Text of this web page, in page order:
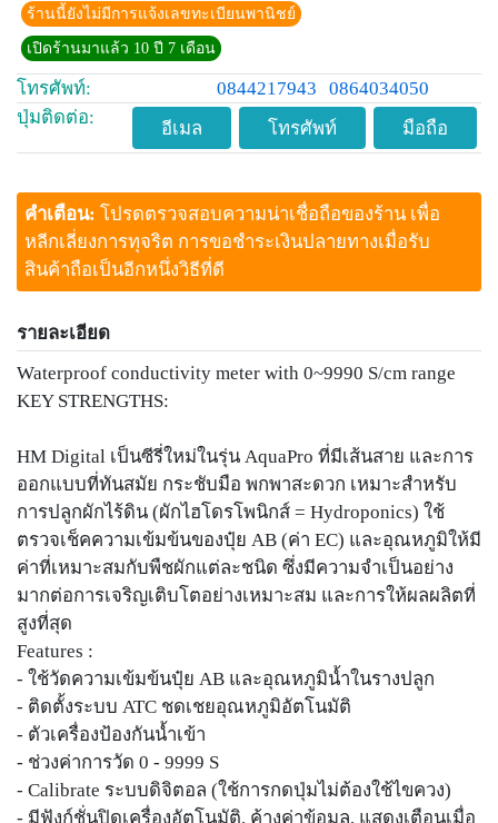
ร้านนี้ยังไม่มีการแจ้งเลขทะเบียนพานิชย์
เปิดร้านมาแล้ว 10 ปี 7 เดือน
โทรศัพท์: 0844217943
0864034050
ปุ่มติดต่อ:
อีเมล โทรศัพท์ มือถือ
คำเตือน: โปรดตรวจสอบความน่าเชื่อถือของร้าน เพื่อ
หลีกเลี่ยงการทุจริต การขอชำระเงินปลายทางเมื่อรับ
สินค้าถือเป็นอีกหนึ่งวิธีที่ดี
รายละเอียด
Waterproof conductivity meter with 0~9990 S/cm range
KEY STRENGTHS:
HM Digital เป็นซีรี่ใหม่ในรุ่น AquaPro ที่มีเส้นสาย และการ
ออกแบบที่ทันสมัย กระชับมือ พกพาสะดวก เหมาะสำหรับ
การปลูกผักไร้ดิน (ผักไฮโดรโพนิกส์ = Hydroponics) ใช้
ตรวจเช็คความเข้มข้นของปุ๋ย AB (ค่า EC) และอุณหภูมิให้มี
ค่าที่เหมาะสมกับพืชผักแต่ละชนิด ซึ่งมีความจำเป็นอย่าง
มากต่อการเจริญเติบโตอย่างเหมาะสม และการให้ผลผลิตที่
สูงที่สุด
Features :
- ใช้วัดความเข้มข้นปุ๋ย AB และอุณหภูมิน้ำในรางปลูก
- ติดตั้งระบบ ATC ชดเชยอุณหภูมิอัตโนมัติ
- ตัวเครื่องป้องกันน้ำเข้า
- ช่วงค่าการวัด 0 - 9999 S
- Calibrate ระบบดิจิตอล (ใช้การกดปุ่มไม่ต้องใช้ไขควง)
- มีฟังก์ชั่นปิดเครื่องอัตโนมัติ, ค้างค่าข้อมูล, แสดงเตือนเมื่อ